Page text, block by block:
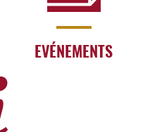
EVÉNEMENTS